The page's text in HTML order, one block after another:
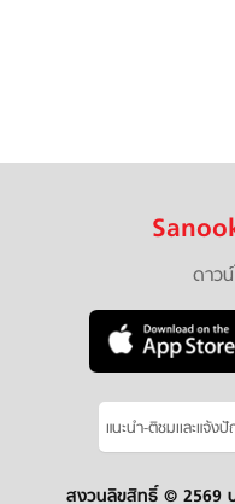
ดาว
แนะนำ-ติชมเเละแจ้ง
สงวนลิขสิทธิ์ © 2569